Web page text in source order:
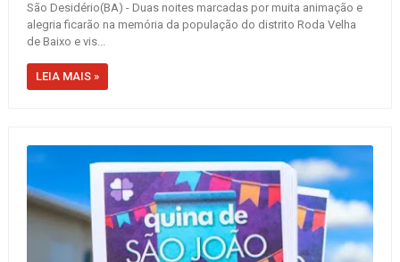
São Desidério(BA) - Duas noites marcadas por muita animação e
alegria ficarão na memória da população do distrito Roda Velha
de Baixo e vis...
LEIA MAIS »